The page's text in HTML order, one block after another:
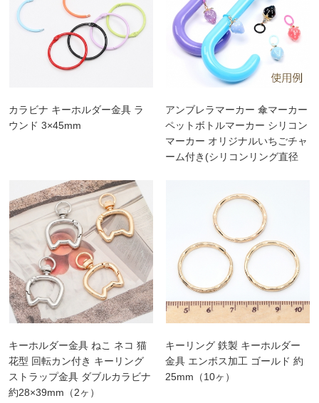
カラビナ キーホルダー金具 ラ
ウンド 3×45mm
アンブレラマーカー 傘マーカー
ペットボトルマーカー シリコン
マーカー オリジナルいちごチャ
ーム付き(シリコンリング直径
キーホルダー金具 ねこ ネコ 猫
花型 回転カン付き キーリング
ストラップ金具 ダブルカラビナ
約28×39mm（2ヶ）
キーリング 鉄製 キーホルダー
金具 エンボス加工 ゴールド 約
25mm（10ヶ）